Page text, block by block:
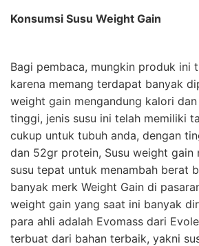
Konsumsi Susu Weight Gain
Bagi pembaca, mungkin produk ini
karena memang terdapat banyak
weight gain mengandung kalori
tinggi, jenis susu ini telah memiliki
cukup untuk tubuh anda, dengan
dan 52gr protein, Susu weight gain
susu tepat untuk menambah berat
banyak merk Weight Gain di
weight gain yang saat ini banyak
para ahli adalah Evomass dari
terbuat dari bahan terbaik, yakni